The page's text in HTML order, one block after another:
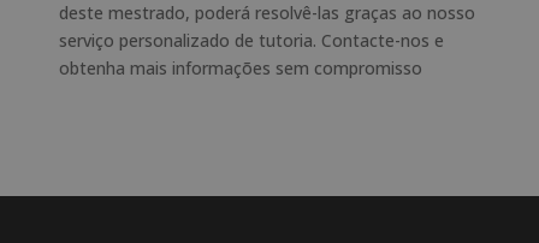
deste mestrado, poderá resolvê-las graças ao nosso
serviço personalizado de tutoria. Contacte-nos e
obtenha mais informações sem compromisso